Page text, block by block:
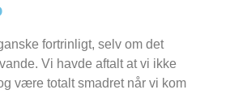
fortrinligt, selv om det
Vi havde aftalt at vi ikke
være totalt smadret når vi kom